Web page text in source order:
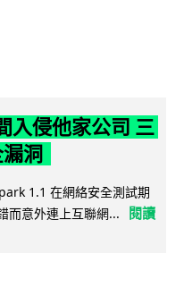
入侵他家公司 三
洞
1.1 在網絡安全測試期
而意外連上互聯網...
閱讀